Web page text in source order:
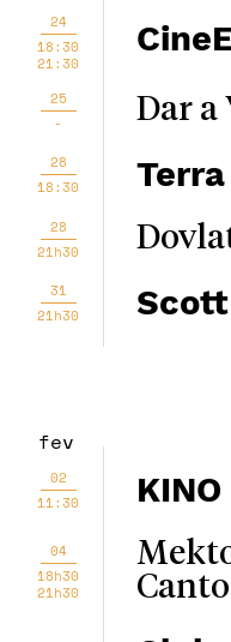
24
18:30
21:30
25
-
Dar a
28
18:30
28
21h30
31
21h30
fev
02
11:30
KINO
04
18h30
21h30